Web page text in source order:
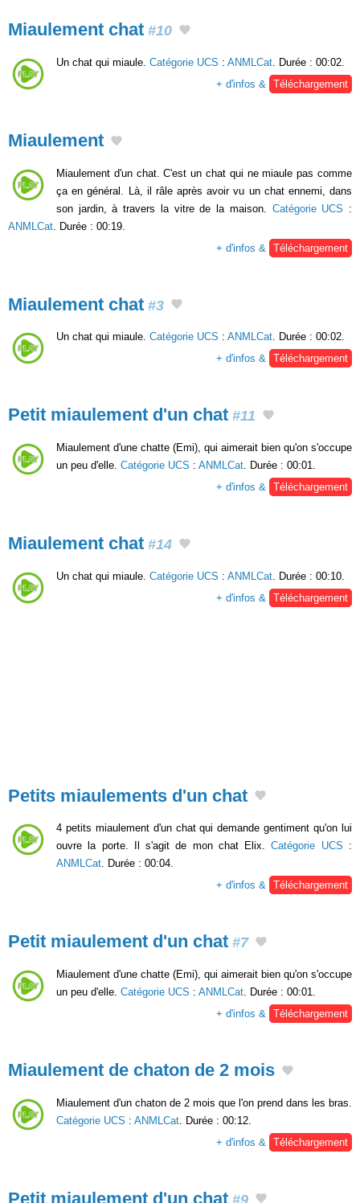
Miaulement chat #10
Un chat qui miaule. Catégorie UCS : ANMLCat . Durée : 00:02.
+ d'infos &
Téléchargement
Miaulement
Miaulement d'un chat. C'est un chat qui ne miaule pas comme
ça en général. Là, il râle après avoir vu un chat ennemi, dans
son jardin, à travers la vitre de la maison. Catégorie UCS :
ANMLCat . Durée : 00:19.
+ d'infos &
Téléchargement
Miaulement chat #3
Un chat qui miaule. Catégorie UCS : ANMLCat. Durée : 00:02.
+ d'infos & Téléchargement
Petit miaulement d'un chat #11
Miaulement d'une chatte (Emi), qui aimerait bien qu'on s'occupe
un peu d'elle. Catégorie UCS : ANMLCat . Durée : 00:01.
+ d'infos &
Téléchargement
Miaulement chat #14
Un chat qui miaule. Catégorie UCS : ANMLCat . Durée : 00:10.
+ d'infos &
Téléchargement
Petits miaulements d'un chat
4 petits miaulement d'un chat qui demande gentiment qu'on lui
ouvre la porte. Il s'agit de mon chat Elix.Catégorie UCS :
ANMLCat. Durée : 00:04.
+ d'infos & Téléchargement
Petit miaulement d'un chat #7
Miaulement d'une chatte (Emi), qui aimerait bien qu'on s'occupe
un peu d'elle. Catégorie UCS : ANMLCat . Durée : 00:01.
+ d'infos &
Téléchargement
Miaulement de chaton de 2 mois
Miaulement d'un chaton de 2 mois que l'on prend dans les bras.
Catégorie UCS : ANMLCat . Durée : 00:12.
+ d'infos &
Téléchargement
Petit miaulement d'un chat #9